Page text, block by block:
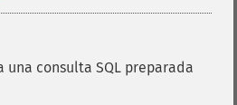
una consulta SQL preparada